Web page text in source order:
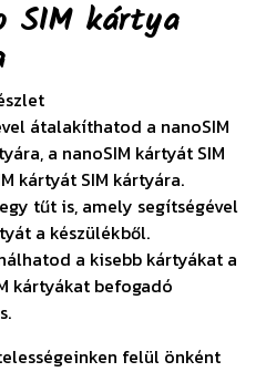
SIM kártya
átalakíthatod a nanoSIM
a nanoSIM kártyát SIM
kártyát SIM kártyára.
tűt is, amely segítségével
a készülékből.
a kisebb kártyákat a
kártyákat befogadó
felül önként